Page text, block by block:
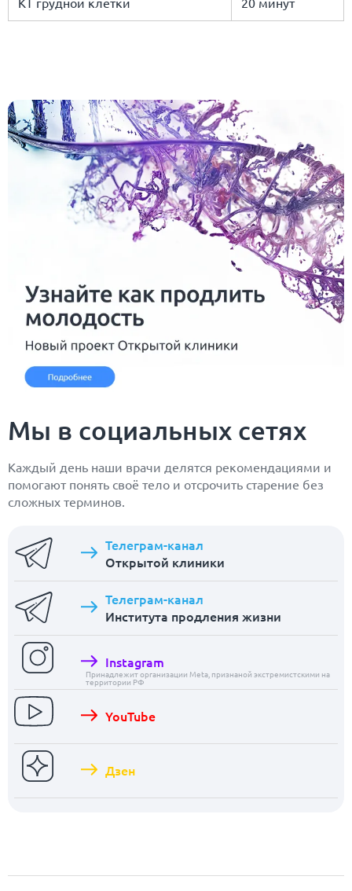
Мы в социальных сетях
Каждый день наши врачи делятся рекомендациями и
помогают понять своё тело и отсрочить старение без
сложных терминов.
Телеграм-канал
Открытой клиники
Телеграм-канал
Института продления жизни
Instagram
Принадлежит организации Meta, признаной экстремистскими на
территории РФ
YouTube
Дзен